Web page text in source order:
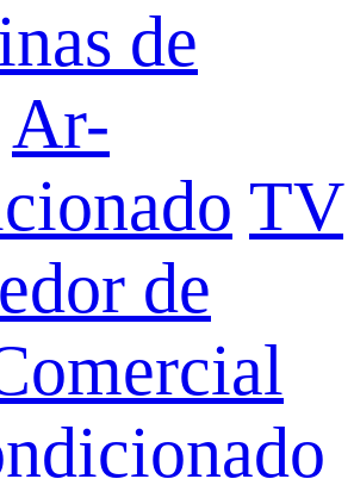
de
Ar-
TV
de